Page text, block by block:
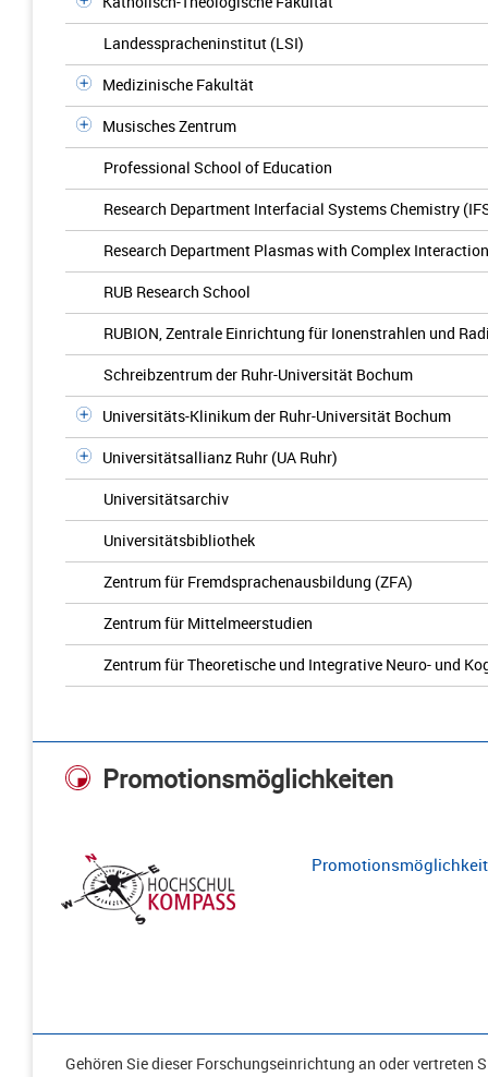
Landesspracheninstitut (LSI)
Medizinische Fakultät
Musisches Zentrum
Professional School of Education
Research Department Interfacial Systems Chemistry
Research Department Plasmas with Complex
RUB Research School
RUBION, Zentrale Einrichtung für Ionenstrahlen und
Schreibzentrum der Ruhr-Universität Bochum
Universitäts-Klinikum der Ruhr-Universität Bochum
Universitätsallianz Ruhr (UA Ruhr)
Universitätsarchiv
Universitätsbibliothek
Zentrum für Fremdsprachenausbildung (ZFA)
Zentrum für Mittelmeerstudien
Zentrum für Theoretische und Integrative Neuro- und
Promotionsmöglichkeiten
Gehören Sie dieser Forschungseinrichtung an oder vertreten